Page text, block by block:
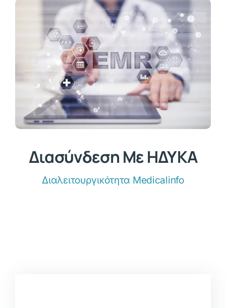
Διασύνδεση Με ΗΔΥΚΑ
Διαλειτουργικότητα Medicalinfo